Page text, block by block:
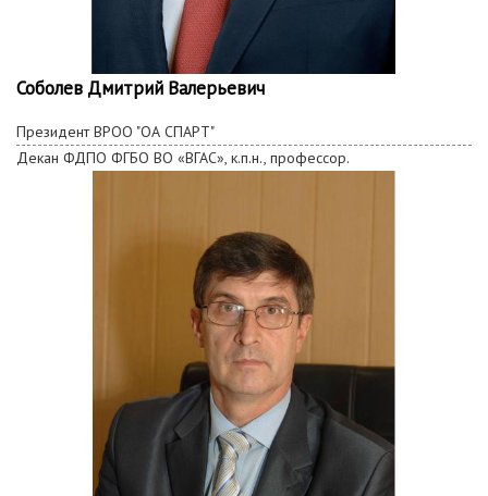
Соболев Дмитрий Валерьевич
Президент ВРОО "ОА СПАРТ"
Декан ФДПО ФГБО ВО «ВГАС», к.п.н., профессор.